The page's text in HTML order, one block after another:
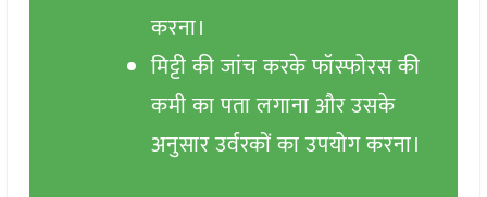
करना।
मिट्टी की जांच करके फॉस्फोरस की
कमी का पता लगाना और उसके
अनुसार उर्वरकों का उपयोग करना।